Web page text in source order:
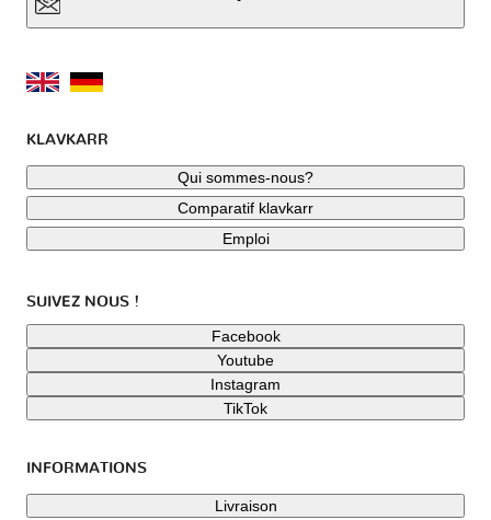
KLAVKARR
Qui sommes-nous?
Comparatif klavkarr
Emploi
SUIVEZ NOUS !
Facebook
Youtube
Instagram
TikTok
INFORMATIONS
Livraison